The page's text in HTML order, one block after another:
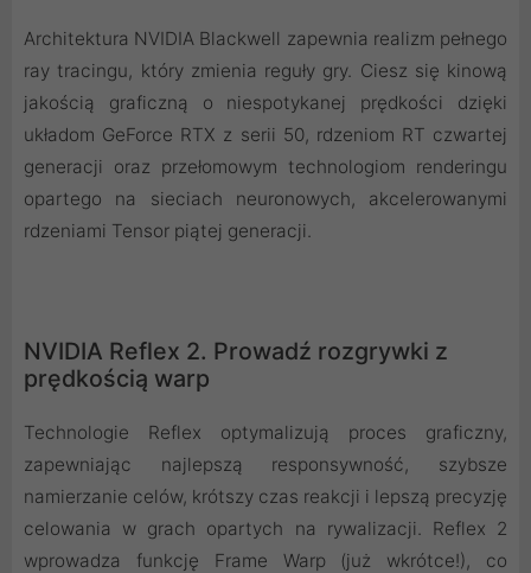
Architektura NVIDIA Blackwell zapewnia realizm pełnego
ray tracingu, który zmienia reguły gry. Ciesz się kinową
jakością graficzną o niespotykanej prędkości dzięki
układom GeForce RTX z serii 50, rdzeniom RT czwartej
generacji oraz przełomowym technologiom renderingu
opartego na sieciach neuronowych, akcelerowanymi
rdzeniami Tensor piątej generacji.
NVIDIA Reflex 2. Prowadź rozgrywki z
prędkością warp
Technologie Reflex optymalizują proces graficzny,
zapewniając najlepszą responsywność, szybsze
namierzanie celów, krótszy czas reakcji i lepszą precyzję
celowania w grach opartych na rywalizacji. Reflex 2
wprowadza funkcję Frame Warp (już wkrótce!), co